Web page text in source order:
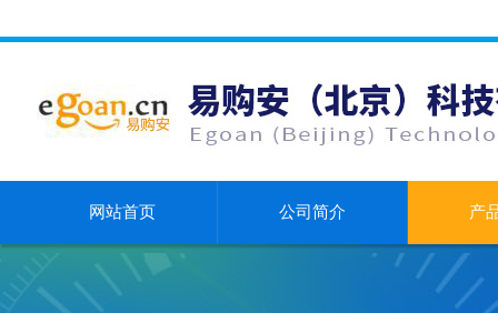
网站首页 公司简介 产